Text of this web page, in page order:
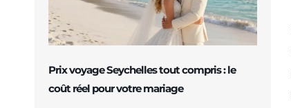
Prix voyage Seychelles tout compris : le
coût réel pour votre mariage